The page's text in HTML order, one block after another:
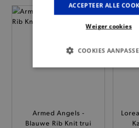
Armed Angels -
Blauwe Rib Knit trui
ACCEPTEER ALLE
Weiger cookies
COOKIES
BASIS COOKIES
TARGETING